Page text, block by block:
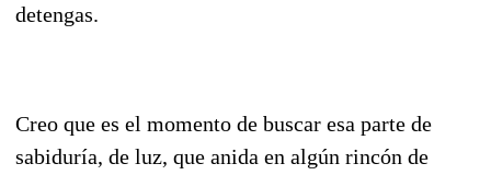
detengas.
Creo que es el momento de buscar esa parte de
sabiduría, de luz, que anida en algún rincón de